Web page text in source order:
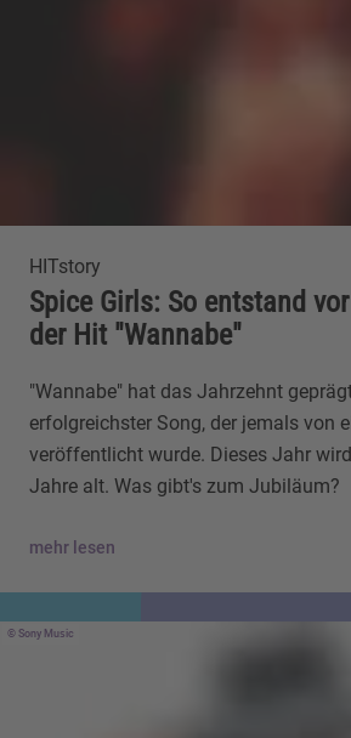
HITstory
Spice Girls: So entstand
der Hit "Wannabe"
"Wannabe" hat das Jahrzehnt
erfolgreichster Song, der jemals von
veröffentlicht wurde. Dieses Jahr
Jahre alt. Was gibt's zum Jubiläum?
mehr lesen
Sony Music